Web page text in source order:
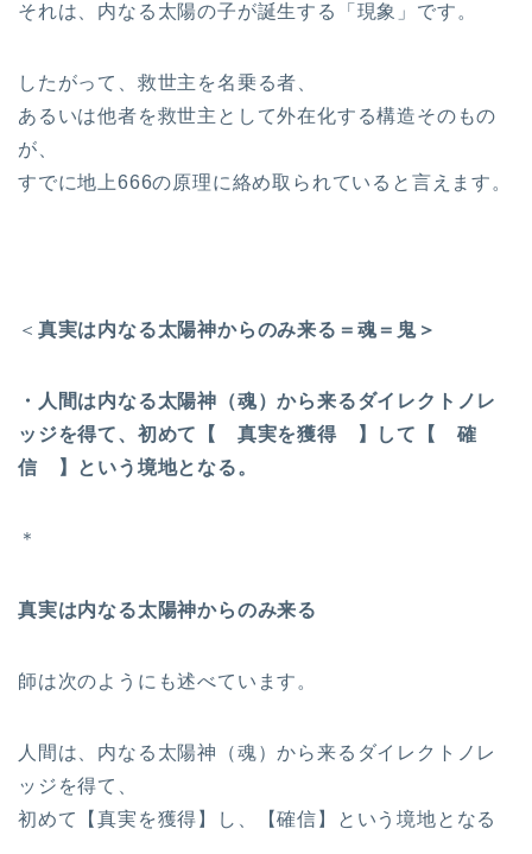
それは、内なる太陽の子が誕生する「現象」です。
したがって、救世主を名乗る者、
あるいは他者を救世主として外在化する構造そのもの
が、
すでに地上666の原理に絡め取られていると言えます。
＜ 真実は内なる太陽神からのみ来る＝魂＝鬼＞
・人間は内なる太陽神（魂）から来るダイレクトノレ
ッジを得て、初めて【 真実を獲得 】して【 確
信 】という境地となる。
＊
真実は内なる太陽神からのみ来る
師は次のようにも述べています。
人間は、内なる太陽神（魂）から来るダイレクトノレ
ッジを得て、
初めて【真実を獲得】し、【確信】という境地となる